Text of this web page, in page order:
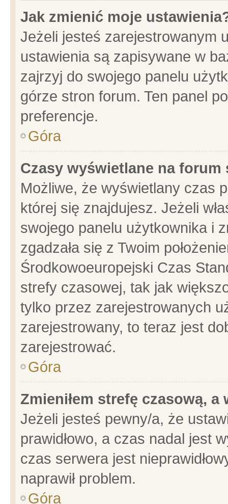
Jak zmienić moje
Jeżeli jesteś zarejestrowanym
ustawienia są zapisywane w
zajrzyj do swojego panelu
górze stron forum. Ten panel
preferencje.
Góra
Czasy wyświetlane na forum
Możliwe, że wyświetlany czas
której się znajdujesz. Jeżeli
swojego panelu użytkownika i
zgadzała się z Twoim
Środkowoeuropejski Czas
strefy czasowej, tak jak
tylko przez zarejestrowanych
zarejestrowany, to teraz jest
zarejestrować.
Góra
Zmieniłem strefę czasową,
Jeżeli jesteś pewny/a, że
prawidłowo, a czas nadal jest
czas serwera jest
naprawił problem.
Góra